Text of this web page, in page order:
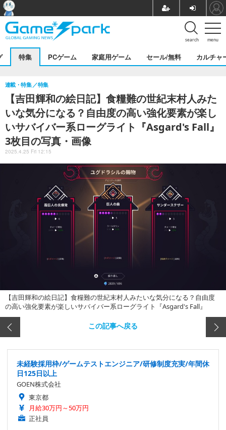
menu
search
特集 PCゲーム 家庭用ゲーム セール/無料 カルチャ
【吉田輝和の絵日記】食糧難の世紀末村人みた
いな気分になる？自由度の高い強化要素が楽し
いサバイバー系ローグライト『Asgard's Fall』
3枚目の写真・画像
連載・特集 特集
2025.4.25 Fri 12:15
【吉田輝和の絵日記】食糧難の世紀末村人みたいな気分になる？自由度
の高い強化要素が楽しいサバイバー系ローグライト『Asgard's Fall』
この記事へ戻る
未経験採用枠/ゲームテストエンジニア/研修制度充実/年間休
日125日以上
GOEN株式会社
東京都
月給30万円～50万円
正社員